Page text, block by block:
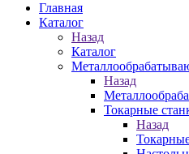
Главная
Каталог
Назад
Каталог
Назад
Токарные
Назад